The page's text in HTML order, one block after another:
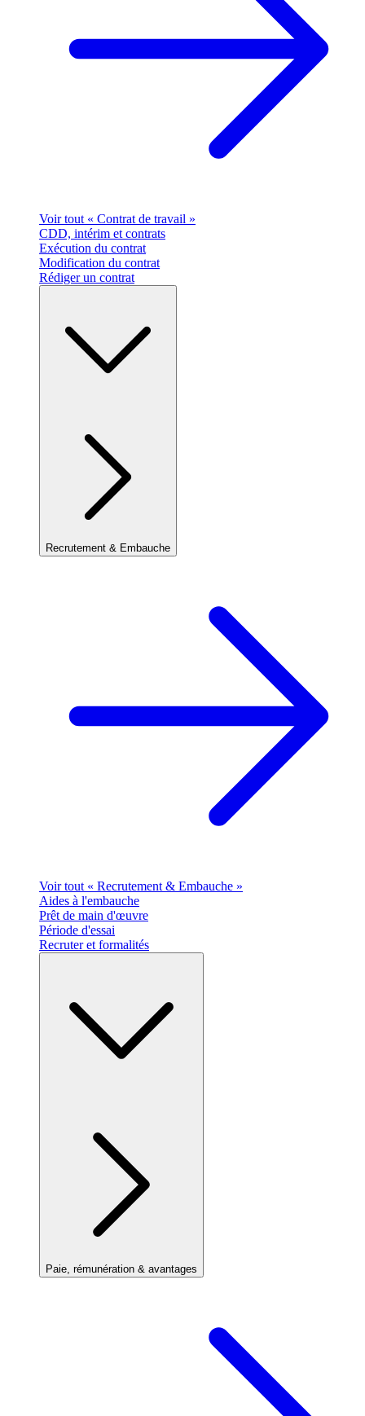
Voir tout « Contrat de travail »
CDD, intérim et contrats
Exécution du contrat
Modification du contrat
Rédiger un contrat
Recrutement & Embauche
Voir tout « Recrutement & Embauche »
Aides à l'embauche
Prêt de main d'œuvre
Période d'essai
Recruter et formalités
Paie, rémunération & avantages